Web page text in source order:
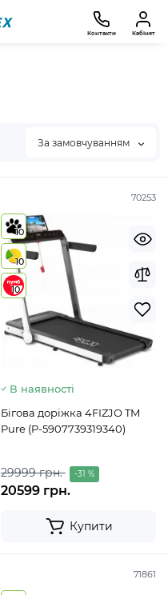
Контакти Кабінет
За замовчуванням
70253
10
10
10
В наявності
Бігова доріжка 4FIZJO TM
Pure (P-5907739319340)
29999 грн. -31 %
20599 грн.
Купити
71861